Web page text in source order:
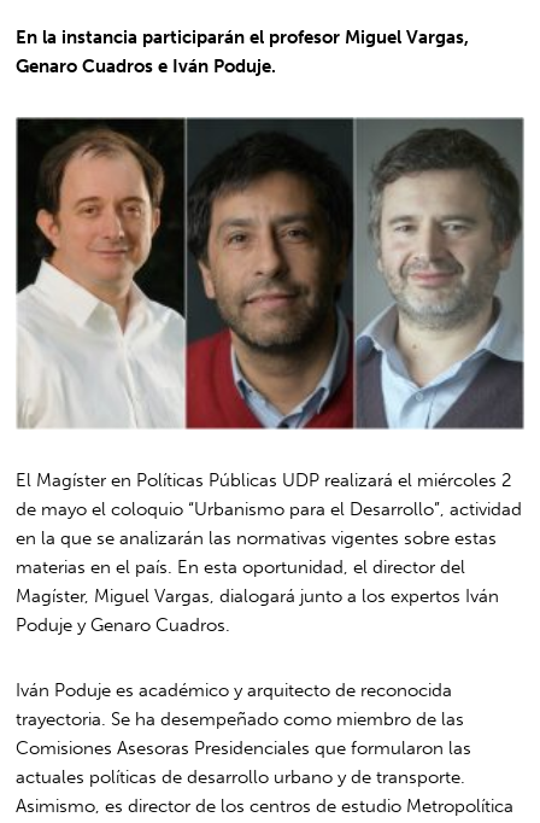
En la instancia participarán el profesor Miguel Vargas,
Genaro Cuadros e Iván Poduje.
El Magíster en Políticas Públicas UDP realizará el miércoles 2
de mayo el coloquio “Urbanismo para el Desarrollo”, actividad
en la que se analizarán las normativas vigentes sobre estas
materias en el país. En esta oportunidad, el director del
Magíster, Miguel Vargas, dialogará junto a los expertos Iván
Poduje y Genaro Cuadros.
Iván Poduje es académico y arquitecto de reconocida
trayectoria. Se ha desempeñado como miembro de las
Comisiones Asesoras Presidenciales que formularon las
actuales políticas de desarrollo urbano y de transporte.
Asimismo, es director de los centros de estudio Metropolítica